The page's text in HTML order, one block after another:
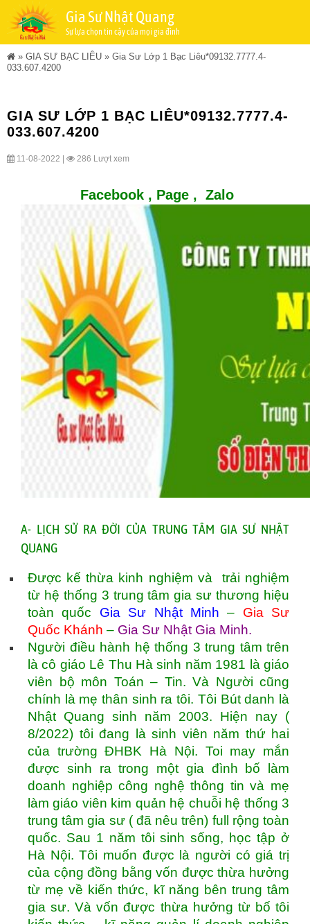
Gia Sư Nhật Quang
Sự lựa chọn tin cậy của mọi gia đình
» GIA SƯ BẠC LIÊU » Gia Sư Lớp 1 Bạc Liêu*09132.7777.4-
033.607.4200
GIA SƯ LỚP 1 BẠC LIÊU*09132.7777.4-
033.607.4200
11-08-2022 | 286 Lượt xem
Facebook , Page , Zalo
A- LỊCH SỬ RA ĐỜI CỦA TRUNG TÂM GIA SƯ NHẬT
QUANG
Được kế thừa kinh nghiệm và trải nghiệm
từ hệ thống 3 trung tâm gia sư thương hiệu
toàn quốc Gia Sư Nhật Minh–
Gia Sư
Quốc Khánh – Gia Sư Nhật Gia Minh.
Người điều hành hệ thống 3 trung tâm trên
là cô giáo Lê Thu Hà sinh năm 1981 là giáo
viên bộ môn Toán – Tin. Và Người cũng
chính là mẹ thân sinh ra tôi. Tôi Bút danh là
Nhật Quang sinh năm 2003. Hiện nay (
8/2022) tôi đang là sinh viên năm thứ hai
của trường ĐHBK Hà Nội. Toi may mắn
được sinh ra trong một gia đình bố làm
doanh nghiệp công nghệ thông tin và mẹ
làm giáo viên kim quản hệ chuỗi hệ thống 3
trung tâm gia sư ( đã nêu trên) full rộng toàn
quốc. Sau 1 năm tôi sinh sống, học tập ở
Hà Nội. Tôi muốn được là người có giá trị
của cộng đồng bằng vốn được thừa hưởng
từ mẹ về kiến thức, kĩ năng bên trung tâm
gia sư. Và vốn được thừa hưởng từ bố tôi